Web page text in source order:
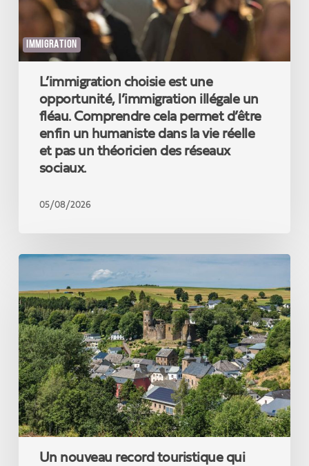
IMMIGRATION
fléau.
Comprendre
cela
permet
enfin
humaniste
dans
réelle
théoricien
sociaux.
L’immigration choisie est une
opportunité, l’immigration illégale un
fléau. Comprendre cela permet d’être
enfin un humaniste dans la vie réelle
et pas un théoricien des réseaux
sociaux.
05/08/2026
Un
record
touristique
qui
confirme
la
force
de
notre
coopération
Un nouveau record touristique qui